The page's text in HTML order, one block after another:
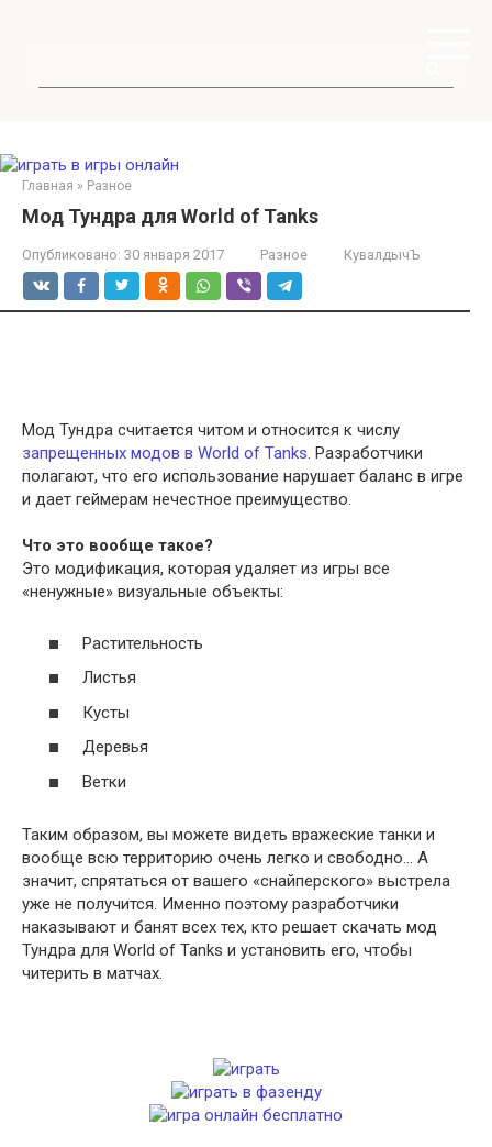
Главная » Разное
Мод Тундра для World of Tanks
Опубликовано: 30 января 2017 Разное КувалдычЪ
Мод Тундра считается читом и относится к числу
запрещенных модов в World of Tanks. Разработчики
полагают, что его использование нарушает баланс в игре
и дает геймерам нечестное преимущество.
Что это вообще такое?
Это модификация, которая удаляет из игры все
«ненужные» визуальные объекты:
Растительность
Листья
Кусты
Деревья
Ветки
Таким образом, вы можете видеть вражеские танки и
вообще всю территорию очень легко и свободно… А
значит, спрятаться от вашего «снайперского» выстрела
уже не получится. Именно поэтому разработчики
наказывают и банят всех тех, кто решает скачать мод
Тундра для World of Tanks и установить его, чтобы
читерить в матчах.